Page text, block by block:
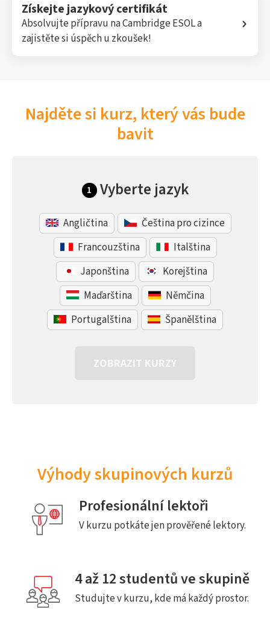
Získejte jazykový certifikát
Absolvujte přípravu na Cambridge ESOL a
zajistěte si úspěch u zkoušek!
Najděte si kurz, který vás bude
bavit
1 Vyberte jazyk
Angličtina
Čeština pro cizince
Francouzština
Italština
Japonština
Korejština
Maďarština
Němčina
Portugalština
Španělština
ZOBRAZIT KURZY
Výhody skupinových kurzů
Profesionální lektoři
V kurzu potkáte jen prověřené lektory.
4 až 12 studentů ve skupině
Studujte v kurzu, kde má každý prostor.